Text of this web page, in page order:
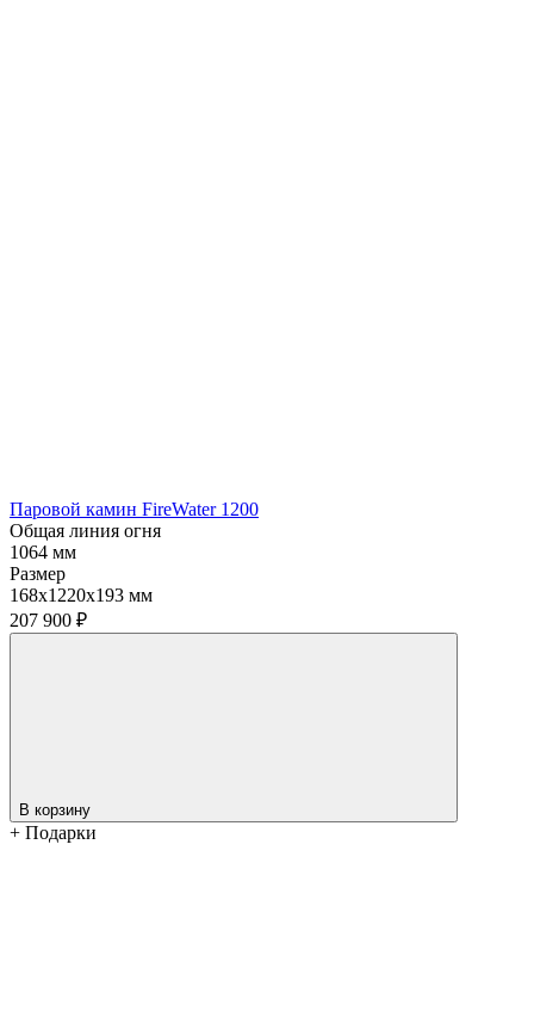
Паровой камин FireWater 1200
Общая линия огня
1064 мм
Размер
168х1220х193 мм
207 900 ₽
В корзину
+ Подарки